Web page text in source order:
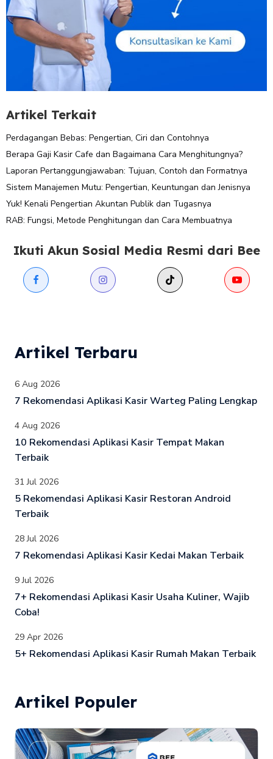
Artikel Terkait
Perdagangan Bebas: Pengertian, Ciri dan Contohnya
Berapa Gaji Kasir Cafe dan Bagaimana Cara Menghitungnya?
Laporan Pertanggungjawaban: Tujuan, Contoh dan Formatnya
Sistem Manajemen Mutu: Pengertian, Keuntungan dan Jenisnya
Yuk! Kenali Pengertian Akuntan Publik dan Tugasnya
RAB: Fungsi, Metode Penghitungan dan Cara Membuatnya
Ikuti Akun Sosial Media Resmi dari Bee
Artikel Terbaru
6 Aug 2026
7 Rekomendasi Aplikasi Kasir Warteg Paling Lengkap
4 Aug 2026
10 Rekomendasi Aplikasi Kasir Tempat Makan
Terbaik
31 Jul 2026
5 Rekomendasi Aplikasi Kasir Restoran Android
Terbaik
28 Jul 2026
7 Rekomendasi Aplikasi Kasir Kedai Makan Terbaik
9 Jul 2026
7+ Rekomendasi Aplikasi Kasir Usaha Kuliner, Wajib
Coba!
29 Apr 2026
5+ Rekomendasi Aplikasi Kasir Rumah Makan Terbaik
Artikel Populer